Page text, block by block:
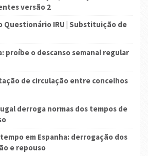
versão 2
Questionário IRU | Substituição de
proíbe o descanso semanal regular
de circulação entre concelhos
derroga normas dos tempos de
em Espanha: derrogação dos
e repouso